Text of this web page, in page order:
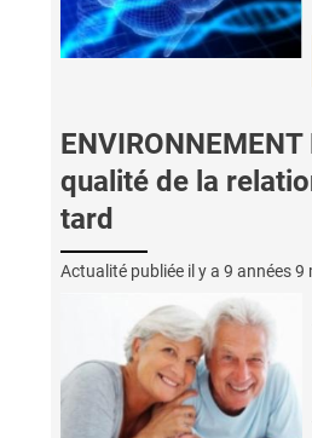
qualité de la
tard
Actualité publiée il y a 9 années 9